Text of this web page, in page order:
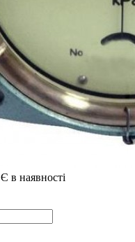
Є в наявності